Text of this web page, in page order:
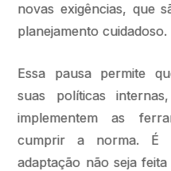
novas exigências, que
planejamento cuidadoso.
Essa pausa permite
suas políticas
implementem as
cumprir a norma. É
adaptação não seja